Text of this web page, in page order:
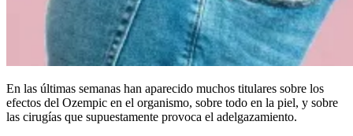
En las últimas semanas han aparecido muchos titulares sobre los
efectos del Ozempic en el organismo, sobre todo en la piel, y sobre
las cirugías que supuestamente provoca el adelgazamiento.